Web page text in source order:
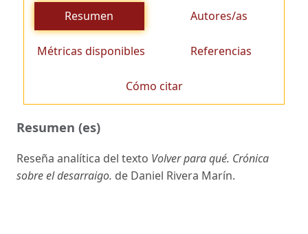
Resumen Autores/as
Métricas disponibles Referencias
Cómo citar
Resumen (es)
Reseña analítica del texto Volver para qué. Crónica
sobre el desarraigo. de Daniel Rivera Marín.